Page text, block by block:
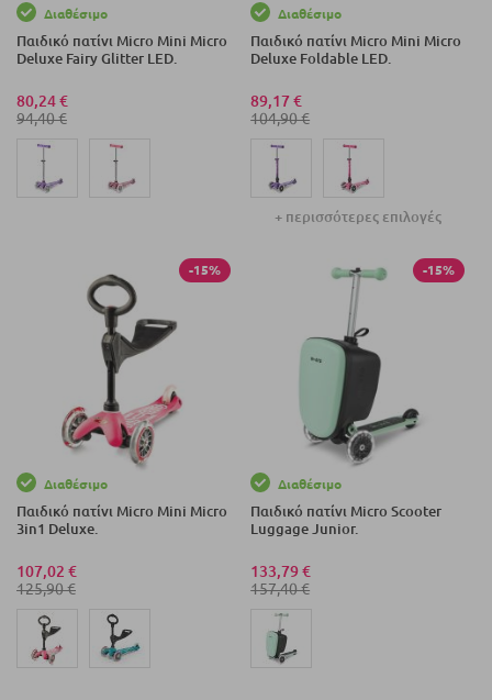
Διαθέσιμο
Παιδικό πατίνι Micro Mini Micro
Deluxe Fairy Glitter LED.
80,24 €
94,40 €
Διαθέσιμο
Παιδικό πατίνι Micro Mini Micro
Deluxe Foldable LED.
89,17 €
104,90 €
+ περισσότερες επιλογές
-15%
Διαθέσιμο
Παιδικό πατίνι Micro Mini Micro
3in1 Deluxe.
107,02 €
125,90 €
-15%
Διαθέσιμο
Παιδικό πατίνι Micro Scooter
Luggage Junior.
133,79 €
157,40 €